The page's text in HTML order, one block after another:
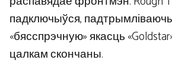
падключыўся,
«бясспрэчную» якасць
цалкам скончаны.